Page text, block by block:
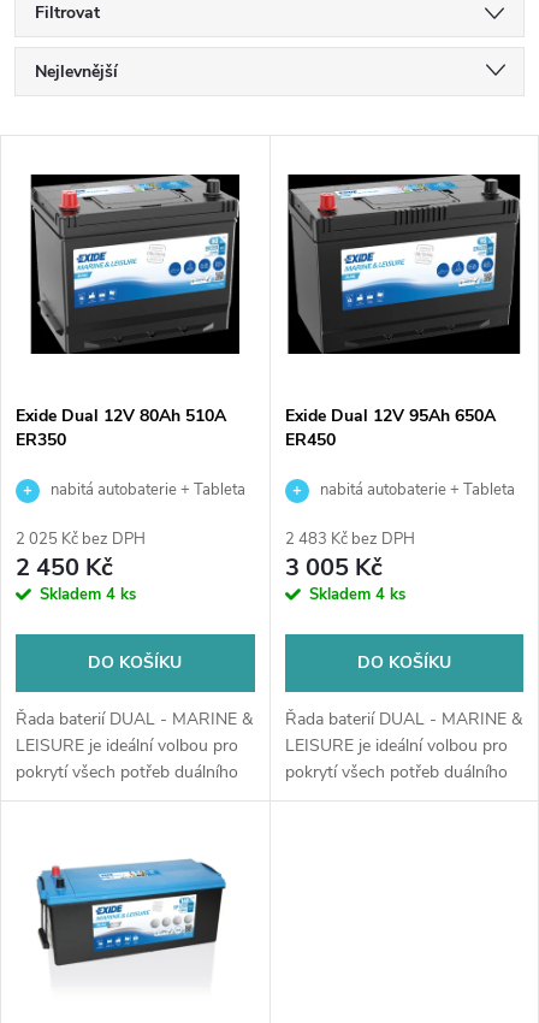
Filtrovat
Ř
a
z
e
n
p
r
o
d
u
k
t
ů
Nejlevnější
Abecedně
V
ý
p
s
p
r
o
d
u
k
ů
Exide Dual 12V 80Ah 510A
ER350
nabitá autobaterie + Tableta
výkup staré baterie při doručení
nebo v prodejně Jinočany
2 025 Kč bez DPH
2 450 Kč
Skladem 4 ks
DO KOŠÍKU
Řada baterií DUAL - MARINE &
LEISURE je ideální volbou pro
pokrytí všech potřeb duálního
napájení pro nejoblíbenější
Exide Dual 12V 95Ah 650A
ER450
nabitá autobaterie + Tableta
výkup staré baterie při doručení
nebo v prodejně Jinočany
2 483 Kč bez DPH
3 005 Kč
Skladem 4 ks
DO KOŠÍKU
Řada baterií DUAL - MARINE &
LEISURE je ideální volbou pro
pokrytí všech potřeb duálního
napájení pro nejoblíbenější